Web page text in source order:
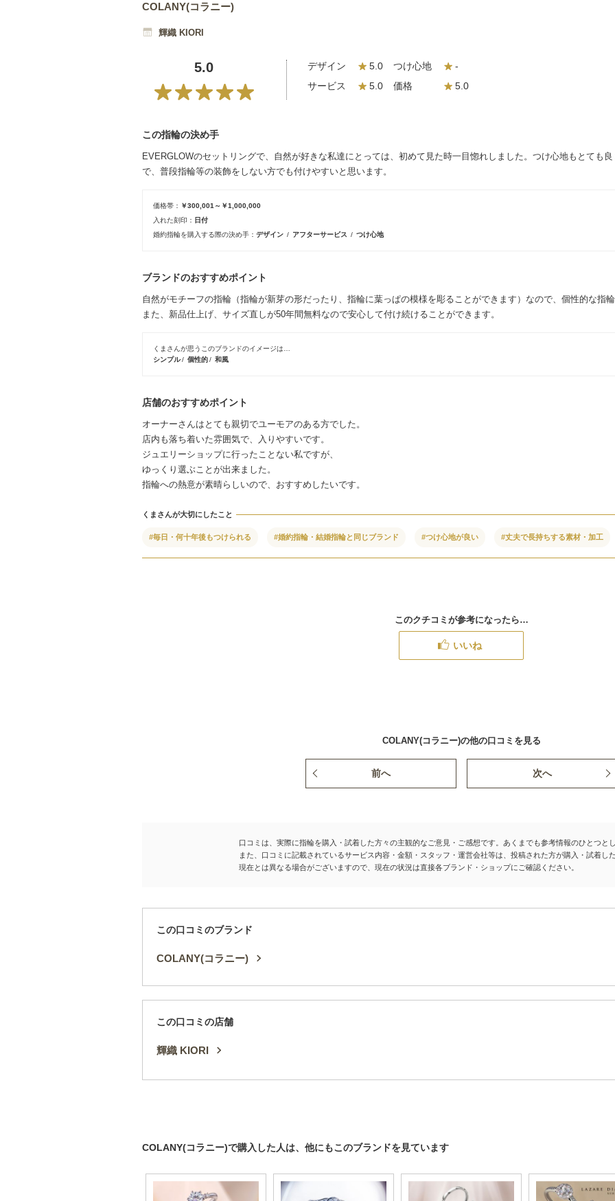
COLANY(コラニー)
輝織 KIORI
5.0 デザイン 5.0 つけ心地
-
サービス
5.0 価格 5.0
この指輪の決め手
EVERGLOWのセットリングで、自然が好きな私達にとっては、初めて見た時一目惚れしました。つけ心地もとても
で、普段指輪等の装飾をしない方でも付けやすいと思います。
価格帯
￥300,001～￥1,000,000
入れた刻印
日付
婚約指輪を購入する際の決め手
デザイン アフターサービス つけ心地
ブランドのおすすめポイント
自然がモチーフの指輪（指輪が新芽の形だったり、指輪に葉っぱの模様を彫ることができます）なので、個性的な指
また、新品仕上げ、サイズ直しが50年間無料なので安心して付け続けることができます。
くまさんが思うこのブランドのイメージは…
シンプル
個性的 和風
店舗のおすすめポイント
オーナーさんはとても親切でユーモアのある方でした。
店内も落ち着いた雰囲気で、入りやすいです。
ジュエリーショップに行ったことない私ですが、
ゆっくり選ぶことが出来ました。
指輪への熱意が素晴らしいので、おすすめしたいです。
くまさんが大切にしたこと
#毎日・何十年後もつけられる #婚約指輪・結婚指輪と同じブランド #つけ心地が良い #丈夫で長持ちする素材・加工
このクチコミが参考になったら…
いいね
COLANY(コラニー)の他の口コミを見る
前へ 次へ
口コミは、実際に指輪を購入・試着した方々の主観的なご意見・ご感想です。あくまでも参考情報のひとつと
また、口コミに記載されているサービス内容・金額・スタッフ・運営会社等は、投稿された方が購入・試着し
現在とは異なる場合がございますので、現在の状況は直接各ブランド・ショップにご確認ください。
この口コミのブランド
COLANY(コラニー)
この口コミの店舗
輝織 KIORI
COLANY(コラニー)で購入した人は、他にもこのブランドを見ています